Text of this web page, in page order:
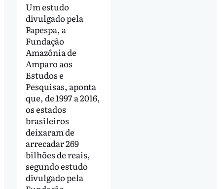
Um estudo
divulgado pela
Fapespa, a
Fundação
Amazônia de
Amparo aos
Estudos e
Pesquisas, aponta
que, de 1997 a 2016,
os estados
brasileiros
deixaram de
arrecadar 269
bilhões de reais,
segundo estudo
divulgado pela